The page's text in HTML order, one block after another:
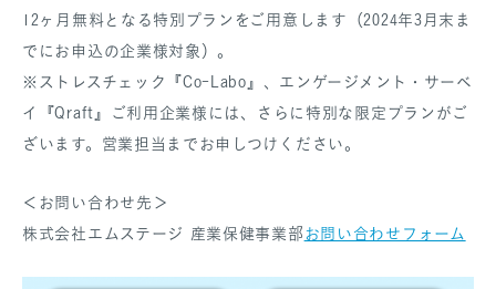
12ヶ月無料となる特別プランをご用意します（2024年3月末ま
でにお申込の企業様対象）。
※ストレスチェック『Co-Labo』、エンゲージメント・サーベ
イ『Qraft』ご利用企業様には、さらに特別な限定プランがご
ざいます。営業担当までお申しつけください。
＜お問い合わせ先＞
株式会社エムステージ 産業保健事業部お問い合わせフォーム